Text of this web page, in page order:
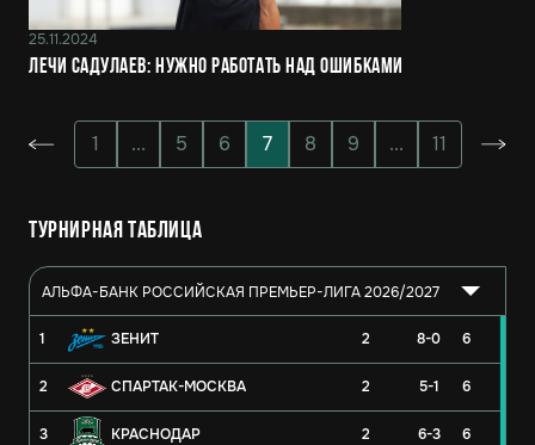
25.11.2024
Лечи Садулаев: Нужно работать над ошибками
1 ... 5 6 7 8 9 ... 11
Турнирная таблица
АЛЬФА-БАНК РОССИЙСКАЯ ПРЕМЬЕР-ЛИГА 2026/2027
1 ЗЕНИТ 2 8-0 6
2 СПАРТАК-МОСКВА 2 5-1 6
3 КРАСНОДАР 2 6-3 6